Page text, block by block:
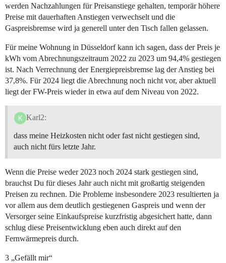
werden Nachzahlungen für Preisanstiege gehalten, temporär höhere
Preise mit dauerhaften Anstiegen verwechselt und die
Gaspreisbremse wird ja generell unter den Tisch fallen gelassen.
Für meine Wohnung in Düsseldorf kann ich sagen, dass der Preis je
kWh vom Abrechnungszeitraum 2022 zu 2023 um 94,4% gestiegen
ist. Nach Verrechnung der Energiepreisbremse lag der Anstieg bei
37,8%. Für 2024 liegt die Abrechnung noch nicht vor, aber aktuell
liegt der FW-Preis wieder in etwa auf dem Niveau von 2022.
Karl2:
dass meine Heizkosten nicht oder fast nicht gestiegen sind,
auch nicht fürs letzte Jahr.
Wenn die Preise weder 2023 noch 2024 stark gestiegen sind,
brauchst Du für dieses Jahr auch nicht mit großartig steigenden
Preisen zu rechnen. Die Probleme insbesondere 2023 resultierten ja
vor allem aus dem deutlich gestiegenen Gaspreis und wenn der
Versorger seine Einkaufspreise kurzfristig abgesichert hatte, dann
schlug diese Preisentwicklung eben auch direkt auf den
Fernwärmepreis durch.
3 „Gefällt mir“